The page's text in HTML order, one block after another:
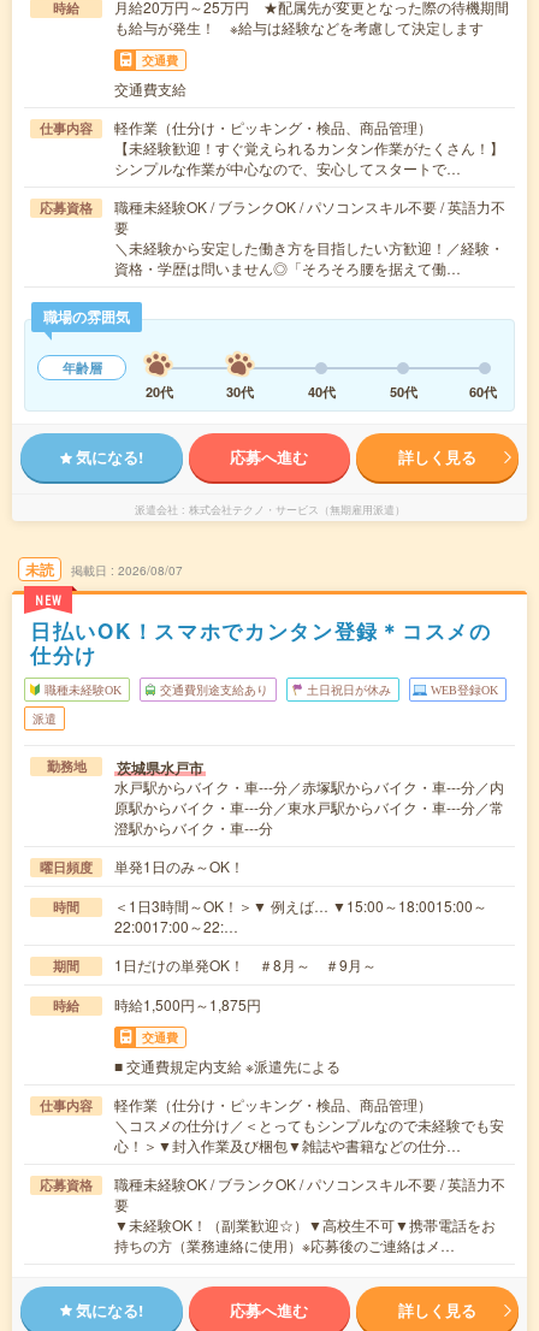
時給
月給20万円～25万円 ★配属先が変更となった際の待機期間
も給与が発生！ ※給与は経験などを考慮して決定します
交通費
交通費支給
仕事内容
軽作業（仕分け・ピッキング・検品、商品管理）
【未経験歓迎！すぐ覚えられるカンタン作業がたくさん！】
シンプルな作業が中心なので、安心してスタートで…
応募資格
職種未経験OK / ブランクOK / パソコンスキル不要 / 英語力不
要
＼未経験から安定した働き方を目指したい方歓迎！／経験・
資格・学歴は問いません◎「そろそろ腰を据えて働…
職場の雰囲気
年齢層
20代
30代 40代 50代 60代
気になる! 応募へ進む 詳しく見る
派遣会社 株式会社テクノ・サービス（無期雇用派遣）
未読
NEW
掲載日 2026/08/07
日払いOK！スマホでカンタン登録＊コスメの
仕分け
職種未経験OK 交通費別途支給あり 土日祝日が休み WEB登録OK
派遣
勤務地 茨城県水戸市
水戸駅からバイク・車---分／赤塚駅からバイク・車---分／内
原駅からバイク・車---分／東水戸駅からバイク・車---分／常
澄駅からバイク・車---分
曜日頻度 単発1日のみ～OK！
時間
＜1日3時間～OK！＞▼ 例えば… ▼15:00～18:0015:00～
22:0017:00～22:…
期間 1日だけの単発OK！ ＃8月～ ＃9月～
時給 時給1,500円～1,875円
交通費
■ 交通費規定内支給 ※派遣先による
仕事内容
軽作業（仕分け・ピッキング・検品、商品管理）
＼コスメの仕分け／＜とってもシンプルなので未経験でも安
心！＞▼封入作業及び梱包▼雑誌や書籍などの仕分…
応募資格
職種未経験OK / ブランクOK / パソコンスキル不要 / 英語力不
要
▼未経験OK！（副業歓迎☆）▼高校生不可▼携帯電話をお
持ちの方（業務連絡に使用）※応募後のご連絡はメ…
気になる! 応募へ進む 詳しく見る